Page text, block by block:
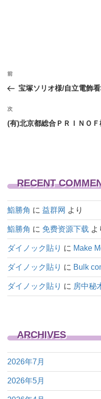
投
稿
ナ
ビ
ョ
ン
前
の
稿
前
宝塚ソリオ様/自立電飾
次
の
次
(有)北京都総合ＰＲＩＮＯ
RECENT
鮨勝角 に 益群网 より
鮨勝角 に 免费资源下载 よ
ダイノック貼り に Make
ダイノック貼り に Bulk
ダイノック貼り に 房中秘
ARCHIVES
2026年7月
2026年5月